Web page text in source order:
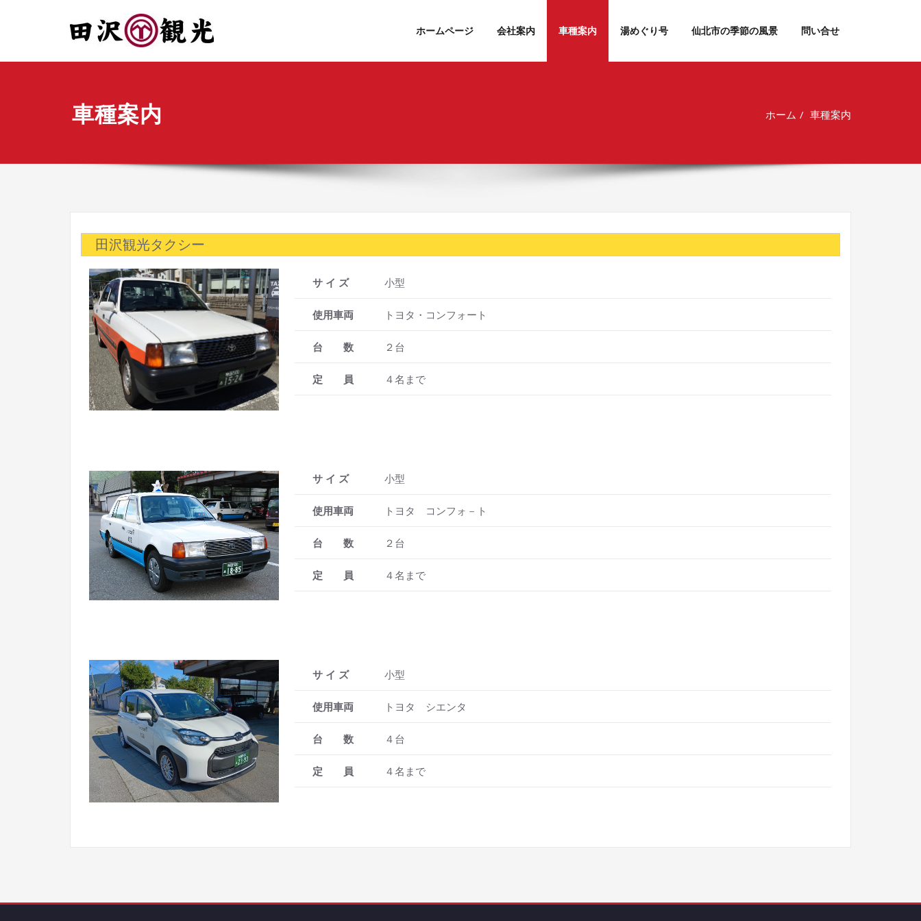
ホームページ 会社案内 車種案内 湯めぐり号 仙北市の季節の風景 問い合せ
車種案内 ホーム 車種案内
田沢観光タクシー
サ イ ズ 小型
使用車両 トヨタ・コンフォート
台 数 ２台
定 員 ４名まで
サ イ ズ 小型
使用車両 トヨタ コンフォ－ト
台 数 ２台
定 員 ４名まで
サ イ ズ 小型
使用車両 トヨタ シエンタ
台 数 ４台
定 員 ４名まで